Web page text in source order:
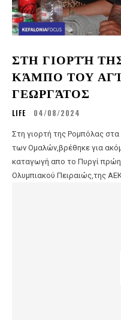
ΣΤΗ ΓΙΟΡΤΉ
ΚΆΜΠΟ ΤΟΥ
ΓΕΩΡΓΆΤΟΣ
LIFE 04/08/2024
Στη γιορτή της Ρομπόλας
των Ομαλών,βρέθηκε για
καταγωγή απο το Πυργί
Ολυμπιακού Πειραιώς,της ΑΕΚ